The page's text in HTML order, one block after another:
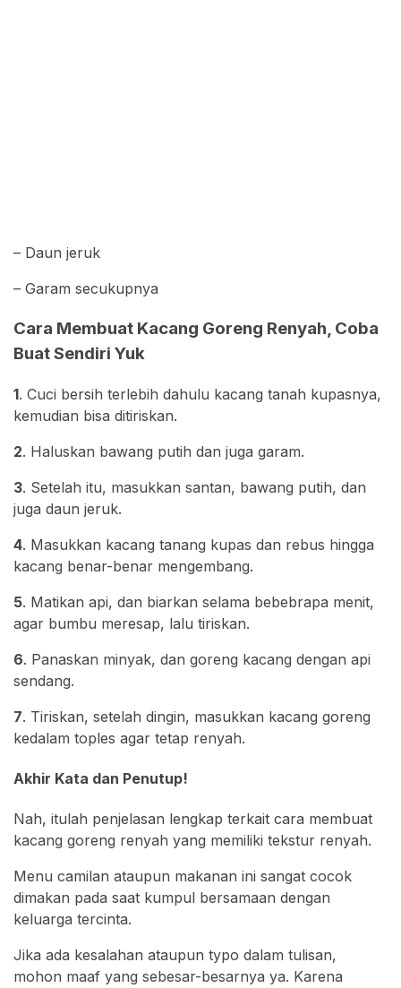
– Daun jeruk
– Garam secukupnya
Cara Membuat Kacang Goreng Renyah, Coba
Buat Sendiri Yuk
1. Cuci bersih terlebih dahulu kacang tanah kupasnya,
kemudian bisa ditiriskan.
2. Haluskan bawang putih dan juga garam.
3. Setelah itu, masukkan santan, bawang putih, dan
juga daun jeruk.
4. Masukkan kacang tanang kupas dan rebus hingga
kacang benar-benar mengembang.
5. Matikan api, dan biarkan selama bebebrapa menit,
agar bumbu meresap, lalu tiriskan.
6. Panaskan minyak, dan goreng kacang dengan api
sendang.
7. Tiriskan, setelah dingin, masukkan kacang goreng
kedalam toples agar tetap renyah.
Akhir Kata dan Penutup!
Nah, itulah penjelasan lengkap terkait cara membuat
kacang goreng renyah yang memiliki tekstur renyah.
Menu camilan ataupun makanan ini sangat cocok
dimakan pada saat kumpul bersamaan dengan
keluarga tercinta.
Jika ada kesalahan ataupun typo dalam tulisan,
mohon maaf yang sebesar-besarnya ya. Karena